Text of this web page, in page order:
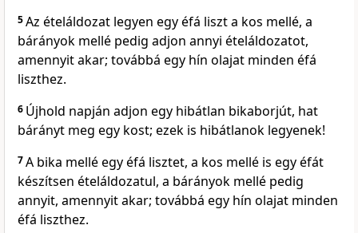
5Az ételáldozat legyen egy éfá liszt a kos mellé, a
bárányok mellé pedig adjon annyi ételáldozatot,
amennyit akar; továbbá egy hín olajat minden éfá
liszthez.
6 Újhold napján adjon egy hibátlan bikaborjút, hat
bárányt meg egy kost; ezek is hibátlanok legyenek!
7A bika mellé egy éfá lisztet, a kos mellé is egy éfát
készítsen ételáldozatul, a bárányok mellé pedig
annyit, amennyit akar; továbbá egy hín olajat minden
éfá liszthez.